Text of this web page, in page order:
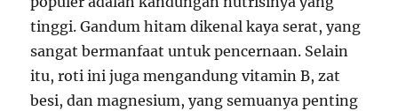
tinggi. Gandum hitam dikenal kaya serat, yang
sangat bermanfaat untuk pencernaan. Selain
itu, roti ini juga mengandung vitamin B, zat
besi, dan magnesium, yang semuanya penting